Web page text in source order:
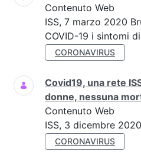
Contenuto Web
ISS, 7 marzo 2020
COVID-19 i sintomi
CORONAVIRUS
Covid19, una rete
donne, nessuna
Contenuto Web
ISS, 3 dicembre
CORONAVIRUS